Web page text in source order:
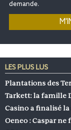
demande.
LES PLUS LUS
Plantations des
Tarkett: la famille
Casino a finalisé la
Oeneo : Caspar ne